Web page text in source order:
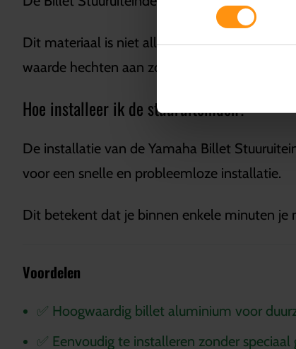
Dit materiaal is niet alleen esthetisch
waarde hechten aan zowel stijl als
Hoe installeer ik de stuuruiteinden?
De installatie van de Yamaha Billet
voor een snelle en probleemloze installatie.
Dit betekent dat je binnen enkele minuten je
Voordelen
✅ Hoogwaardig billet aluminium voor
✅ Eenvoudig te installeren zonder speciaal